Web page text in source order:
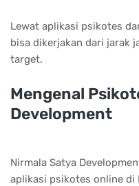
Lewat aplikasi psikotes
bisa dikerjakan dari jarak
target.
Mеngеnаl
Dеvеlорmеnt
Nirmala Satya
aplikasi psikotes online